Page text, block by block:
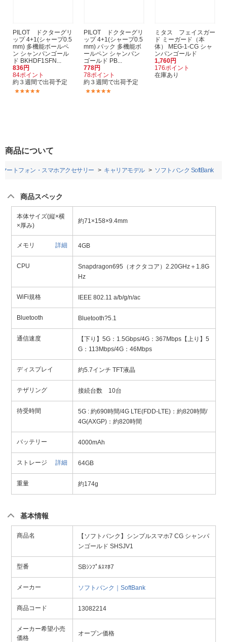
PILOT ドクターグリ
ップ 4+1(シャープ0.5
mm) 多機能ボールペ
ン シャンパンゴール
ド BKHDF1SFN...
836円
84ポイント
約３週間で出荷予定
PILOT ドクターグリ
ップ 4+1(シャープ0.5
mm) パック 多機能ボ
ールペン シャンパン
ゴールド PB...
778円
78ポイント
約３週間で出荷予定
ミタス フェイスガー
ド ミーガード（本
体） MEG-1-CG シャ
ンパンゴールド
1,760円
176ポイント
在庫あり
商品について
ートフォン・スマホアクセサリー キャリアモデル ソフトバンク SoftBank
商品スペック
本体サイズ(縦×横
×厚み)
約71×158×9.4mm
メモリ 詳細 4GB
CPU
Snapdragon695（オクタコア）2.20GHz＋1.8G
Hz
WiFi規格 IEEE 802.11 a/b/g/n/ac
Bluetooth Bluetooth?5.1
通信速度
【下り】5G：1.5Gbps/4G：367Mbps【上り】5
G：113Mbps/4G：46Mbps
ディスプレイ 約5.7インチ TFT液晶
テザリング 接続台数 10台
待受時間
5G : 約690時間/4G LTE(FDD-LTE)：約820時間/
4G(AXGP)：約820時間
バッテリー 4000mAh
ストレージ 詳細 64GB
重量 約174g
基本情報
商品名
【ソフトバンク】シンプルスマホ7 CG シャンパ
ンゴールド SHSJV1
型番 SBｼﾝﾌﾟﾙｽﾏﾎ7
メーカー ソフトバンク｜SoftBank
商品コード 13082214
メーカー希望小売
価格
オープン価格